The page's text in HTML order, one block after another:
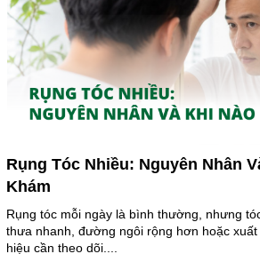
Rụng Tóc Nhiều: Nguyên Nhân
Khám
Rụng tóc mỗi ngày là bình thường, nhưng
thưa nhanh, đường ngôi rộng hơn hoặc
hiệu cần theo dõi....